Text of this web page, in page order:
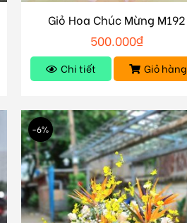
Giỏ Hoa Chúc Mừng M192
500.000₫
Chi tiết Giỏ hàng
-6%